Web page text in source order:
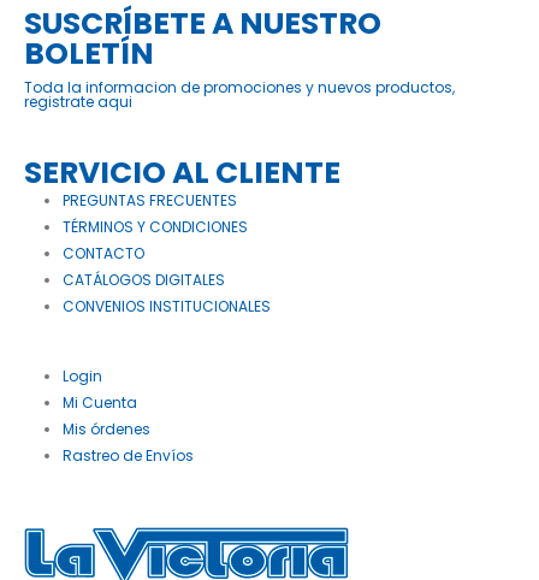
SUSCRÍBETE A NUESTRO
BOLETÍN
Toda la informacion de promociones y nuevos productos,
registrate aqui
SERVICIO AL CLIENTE
PREGUNTAS FRECUENTES
TÉRMINOS Y CONDICIONES
CONTACTO
CATÁLOGOS DIGITALES
CONVENIOS INSTITUCIONALES
Login
Mi Cuenta
Mis órdenes
Rastreo de Envíos